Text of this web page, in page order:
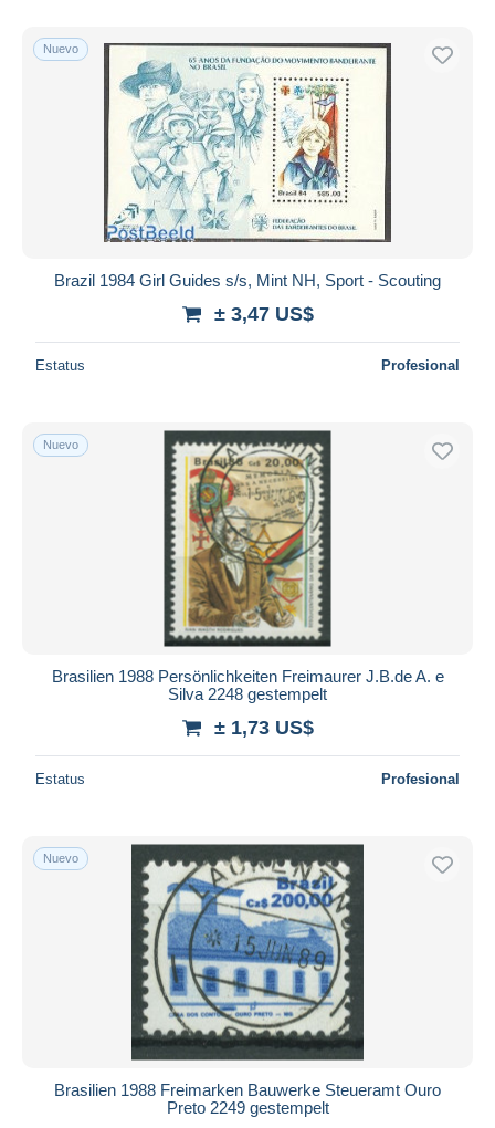
Nuevo
Brazil 1984 Girl Guides s/s, Mint NH, Sport - Scouting
± 3,47 US$
Estatus Profesional
Nuevo
Brasilien 1988 Persönlichkeiten Freimaurer J.B.de A. e
Silva 2248 gestempelt
± 1,73 US$
Estatus Profesional
Nuevo
Brasilien 1988 Freimarken Bauwerke Steueramt Ouro
Preto 2249 gestempelt